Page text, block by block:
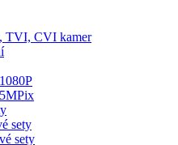
TVI, CVI kamer
sety
sety